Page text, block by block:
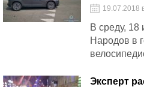
19.07.2018
В среду,
Народов в
Эксперт